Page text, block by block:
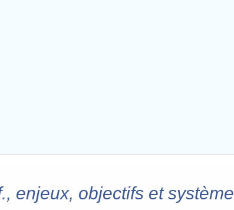
enjeux, objectifs et système